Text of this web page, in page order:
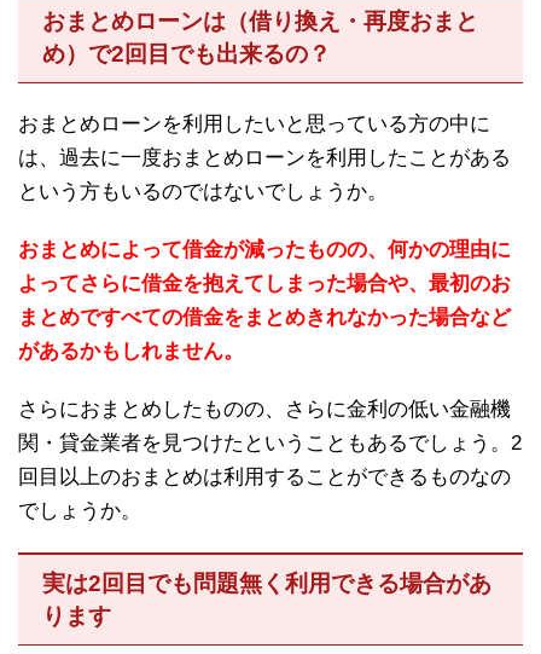
おまとめローンは（借り換え・再度おまと
め）で2回目でも出来るの？
おまとめローンを利用したいと思っている方の中に
は、過去に一度おまとめローンを利用したことがある
という方もいるのではないでしょうか。
おまとめによって借金が減ったものの、何かの理由に
よってさらに借金を抱えてしまった場合や、最初のお
まとめですべての借金をまとめきれなかった場合など
があるかもしれません。
さらにおまとめしたものの、さらに金利の低い金融機
関・貸金業者を見つけたということもあるでしょう。2
回目以上のおまとめは利用することができるものなの
でしょうか。
実は2回目でも問題無く利用できる場合があ
ります